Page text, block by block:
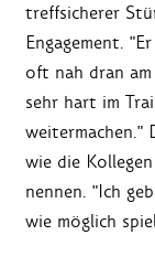
treffsicherer
Engagement.
oft nah dran
sehr hart im
weitermachen."
wie die
nennen. "Ich
wie möglich